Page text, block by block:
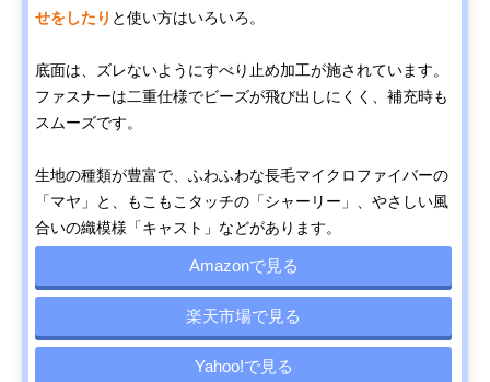
せをしたり と使い方はいろいろ。
底面は、ズレないようにすべり止め加工が施されています。
ファスナーは二重仕様でビーズが飛び出しにくく、補充時も
スムーズです。
生地の種類が豊富で、ふわふわな長毛マイクロファイバーの
「マヤ」と、もこもこタッチの「シャーリー」、やさしい風
合いの織模様「キャスト」などがあります。
Amazonで見る
楽天市場で見る
Yahoo!で見る